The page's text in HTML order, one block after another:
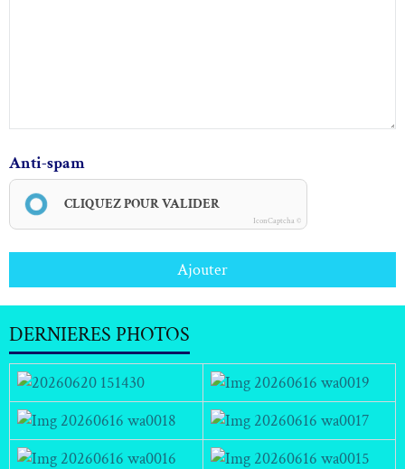
Anti-spam
CLIQUEZ POUR VALIDER
IconCaptcha ©
Ajouter
DERNIERES PHOTOS